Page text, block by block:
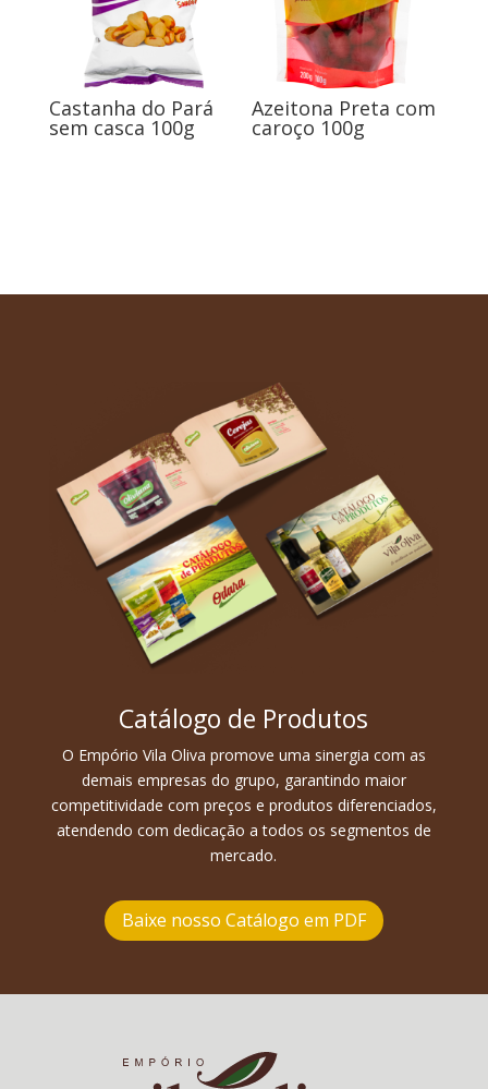
Castanha do Pará
sem casca 100g
Azeitona Preta com
caroço 100g
Catálogo de Produtos
O Empório Vila Oliva promove uma sinergia com as
demais empresas do grupo, garantindo maior
competitividade com preços e produtos diferenciados,
atendendo com dedicação a todos os segmentos de
mercado.
Baixe nosso Catálogo em PDF